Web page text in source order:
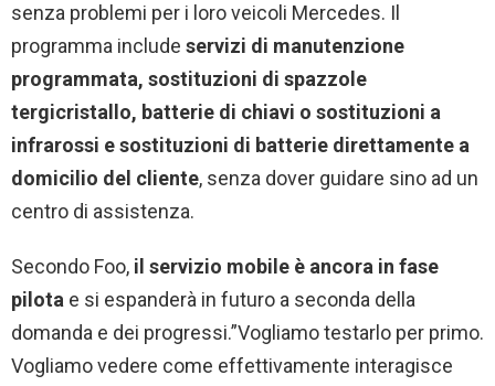
senza problemi per i loro veicoli Mercedes. Il
programma include servizi di manutenzione
programmata, sostituzioni di spazzole
tergicristallo, batterie di chiavi o sostituzioni a
infrarossi e sostituzioni di batterie direttamente a
domicilio del cliente, senza dover guidare sino ad un
centro di assistenza.
Secondo Foo, il servizio mobile è ancora in fase
pilota e si espanderà in futuro a seconda della
domanda e dei progressi.”Vogliamo testarlo per primo.
Vogliamo vedere come effettivamente interagisce